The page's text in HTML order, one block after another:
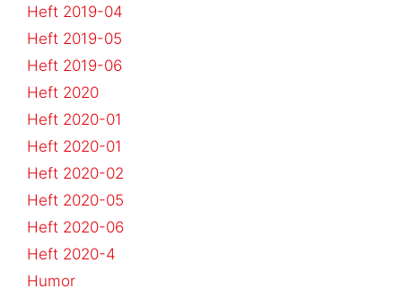
Heft 2019-04
Heft 2019-05
Heft 2019-06
Heft 2020
Heft 2020-01
Heft 2020-01
Heft 2020-02
Heft 2020-05
Heft 2020-06
Heft 2020-4
Humor